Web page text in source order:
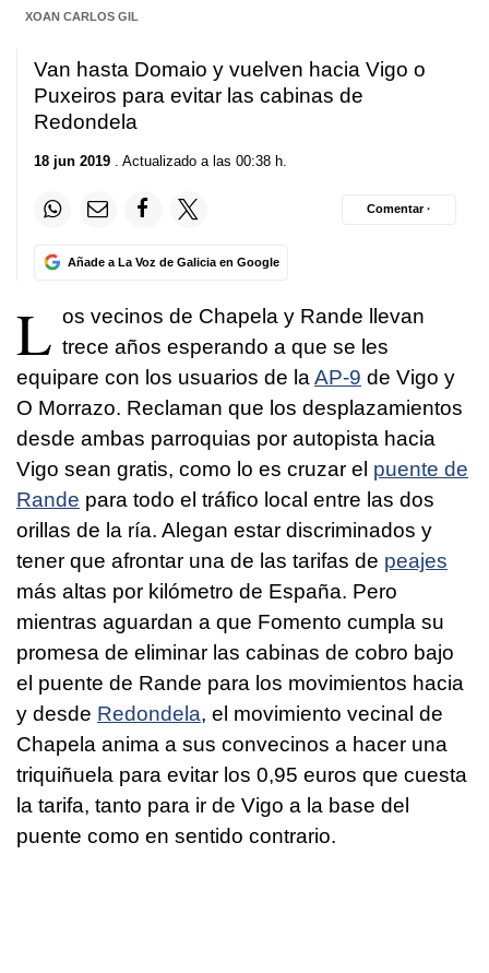
XOAN CARLOS GIL
Van hasta Domaio y vuelven hacia Vigo o
Puxeiros para evitar las cabinas de
Redondela
18 jun 2019 . Actualizado a las 00:38 h.
Añade a La Voz de Galicia en Google
Comentar ·
L os vecinos de Chapela y Rande llevan
trece años esperando a que se les
equipare con los usuarios de la AP-9 de Vigo y
O Morrazo. Reclaman que los desplazamientos
desde ambas parroquias por autopista hacia
Vigo sean gratis, como lo es cruzar el puente de
Rande para todo el tráfico local entre las dos
orillas de la ría. Alegan estar discriminados y
tener que afrontar una de las tarifas de peajes
más altas por kilómetro de España. Pero
mientras aguardan a que Fomento cumpla su
promesa de eliminar las cabinas de cobro bajo
el puente de Rande para los movimientos hacia
y desde Redondela, el movimiento vecinal de
Chapela anima a sus convecinos a hacer una
triquiñuela para evitar los 0,95 euros que cuesta
la tarifa, tanto para ir de Vigo a la base del
puente como en sentido contrario.